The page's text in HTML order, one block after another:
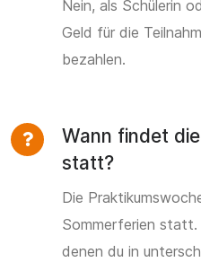
Nein, als Schülerin
Geld für die
bezahlen.
Wann findet
statt?
Die
Sommerferien statt.
denen du in